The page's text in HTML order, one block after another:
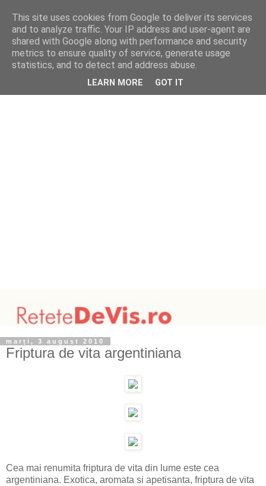
marți, 3 august 2010
Friptura de vita argentiniana
Cea mai renumita friptura de vita din lume este cea
argentiniana. Exotica, aromata si apetisanta, friptura de vita
This site uses cookies from Google to deliver its services
and to analyze traffic. Your IP address and user-agent are
shared with Google along with performance and security
metrics to ensure quality of service, generate usage
statistics, and to detect and address abuse.
LEARN MORE GOT IT